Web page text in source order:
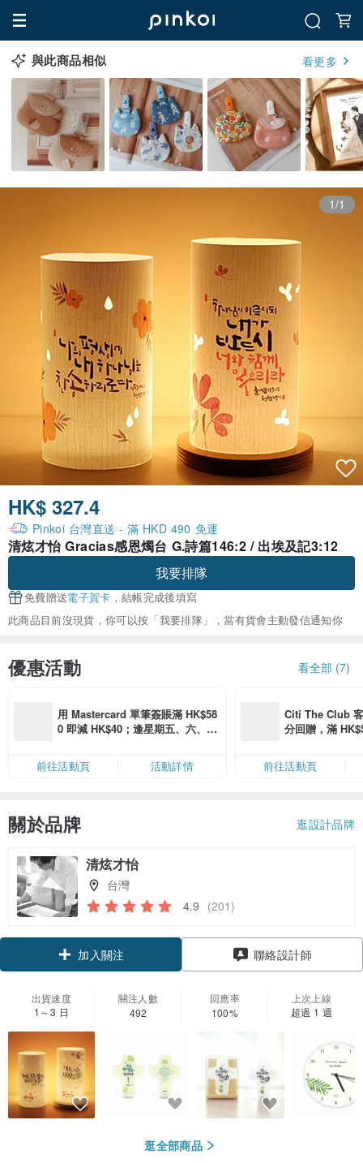
與此商品相似 看更多
1/1
HK$ 327.4
Pinkoi 台灣直送 - 滿 HKD 490 免運
清炫才怡 Gracias感恩燭台 G.詩篇146:2 / 出埃及記3:12
我要排隊
免費贈送電子賀卡 ，結帳完成後填寫
此商品目前沒現貨，你可以按「我要排隊」，當有貨會主動發信通知你
優惠活動 看全部 (7)
用 Mastercard 單筆簽賬滿 HK$58
0 即減 HK$40；逢星期五、六、日
限，額滿即止，僅限「常用信用
卡」結帳）
前往活動頁 活動詳情
Citi The Club
分回贈，滿
前往活動頁
關於品牌 逛設計品牌
清炫才怡
台灣
4.9 (201)
加入關注
聯絡設計師
出貨速度
1～3 日
關注人數
492
回應率
100%
上次上線
超過 1 週
逛全部商品